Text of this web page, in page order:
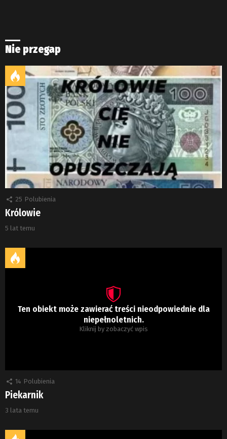
Nie przegap
25 Polubienia
Królowie
5 lat temu
Ten obiekt może zawierać treści nieodpowiednie dla
niepełnoletnich.
Kliknij by zobaczyć wpis
14 Polubienia
Piekarnik
3 lata temu